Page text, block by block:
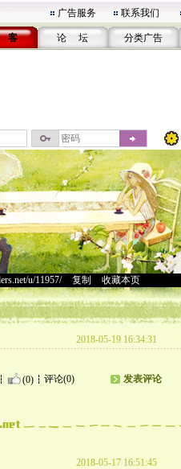
广告服务 联系我们
客 论 坛 分类广告
u/11957/> 复制 收藏本页
2018-05-19 16:34:31
(0) 评论(0) 发表评论
2018-05-17 16:51:45